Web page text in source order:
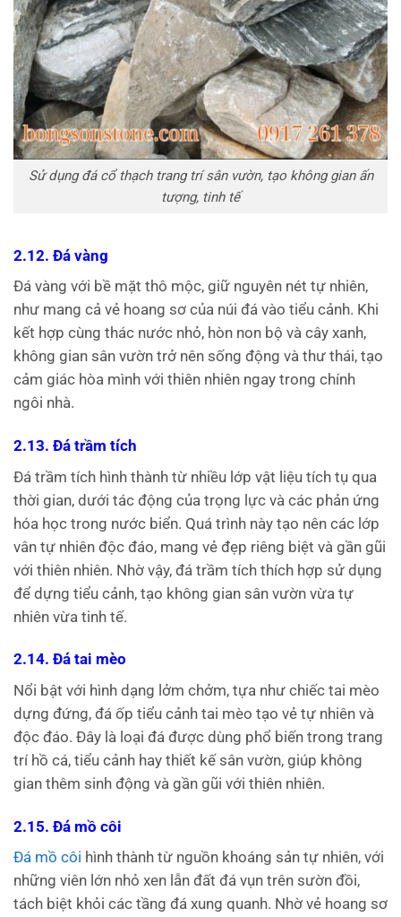
Sử dụng đá cổ thạch trang trí sân vườn, tạo không gian ấn
tượng, tinh tế
2.12. Đá vàng
Đá vàng với bề mặt thô mộc, giữ nguyên nét tự nhiên,
như mang cả vẻ hoang sơ của núi đá vào tiểu cảnh. Khi
kết hợp cùng thác nước nhỏ, hòn non bộ và cây xanh,
không gian sân vườn trở nên sống động và thư thái, tạo
cảm giác hòa mình với thiên nhiên ngay trong chính
ngôi nhà.
2.13. Đá trầm tích
Đá trầm tích hình thành từ nhiều lớp vật liệu tích tụ qua
thời gian, dưới tác động của trọng lực và các phản ứng
hóa học trong nước biển. Quá trình này tạo nên các lớp
vân tự nhiên độc đáo, mang vẻ đẹp riêng biệt và gần gũi
với thiên nhiên. Nhờ vậy, đá trầm tích thích hợp sử dụng
để dựng tiểu cảnh, tạo không gian sân vườn vừa tự
nhiên vừa tinh tế.
2.14. Đá tai mèo
Nổi bật với hình dạng lởm chởm, tựa như chiếc tai mèo
dựng đứng, đá ốp tiểu cảnh tai mèo tạo vẻ tự nhiên và
độc đáo. Đây là loại đá được dùng phổ biến trong trang
trí hồ cá, tiểu cảnh hay thiết kế sân vườn, giúp không
gian thêm sinh động và gần gũi với thiên nhiên.
2.15. Đá mồ côi
Đá mồ côi hình thành từ nguồn khoáng sản tự nhiên, với
những viên lớn nhỏ xen lẫn đất đá vụn trên sườn đồi,
tách biệt khỏi các tầng đá xung quanh. Nhờ vẻ hoang sơ